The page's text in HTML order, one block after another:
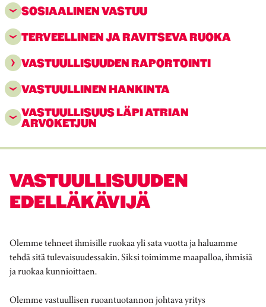
SOSIAALINEN VASTUU
TERVEELLINEN JA RAVITSEVA RUOKA
VASTUULLISUUDEN RAPORTOINTI
VASTUULLINEN HANKINTA
VASTUULLISUUS LÄPI ATRIAN
ARVOKETJUN
VASTUULLISUUDEN
EDELLÄKÄVIJÄ
Olemme tehneet ihmisille ruokaa yli sata vuotta ja haluamme
tehdä sitä tulevaisuudessakin. Siksi toimimme maapalloa, ihmisiä
ja ruokaa kunnioittaen.
Olemme vastuullisen ruoantuotannon johtava yritys